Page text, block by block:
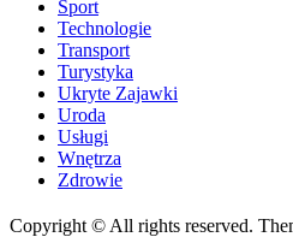
Sport
Technologie
Transport
Turystyka
Ukryte Zajawki
Uroda
Usługi
Wnętrza
Zdrowie
Copyright © All rights reserved.